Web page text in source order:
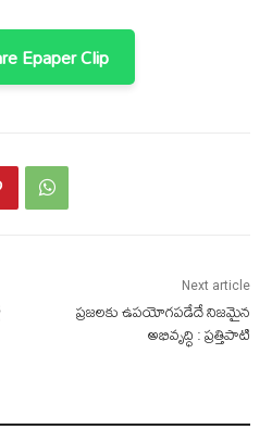
Epaper Clip
Next article
ప్రజలకు ఉపయోగపడేదే నిజమైన
అభివృద్ధి : ప్రత్తిపాటి